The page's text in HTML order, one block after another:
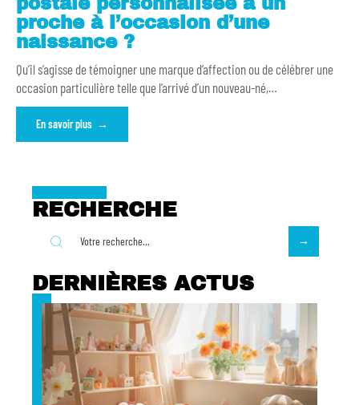
proche à l’occasion d’une
naissance ?
Qu’il s’agisse de témoigner une marque d’affection ou de célébrer une
occasion particulière telle que l’arrivé d’un nouveau-né,…
En savoir plus
RECHERCHE
DERNIÈRES ACTUS